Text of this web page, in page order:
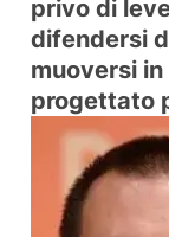
privo di
difendersi
muoversi
progettato